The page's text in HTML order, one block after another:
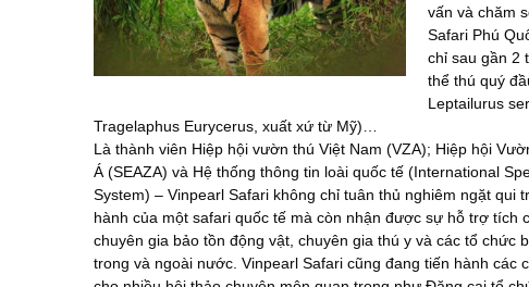
vấn và chăm
Safari Phú
chỉ sau gần 2
thể thú quý
Leptailurus
Tragelaphus Eurycerus, xuất xứ từ Mỹ)…
Là thành viên Hiệp hội vườn thú Việt Nam (VZA); Hiệp hội
Á (SEAZA) và Hệ thống thông tin loài quốc tế (International
System) – Vinpearl Safari không chỉ tuân thủ nghiêm ngặt qui
hành của một safari quốc tế mà còn nhận được sự hỗ trợ tích
chuyên gia bảo tồn động vật, chuyên gia thú y và các tổ chức
trong và ngoài nước. Vinpearl Safari cũng đang tiến hành các